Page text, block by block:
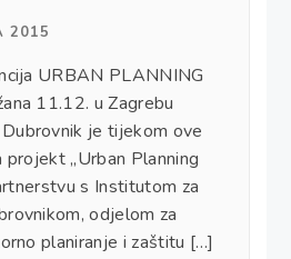
2015
URBAN PLANNING
11.12. u Zagrebu
je tijekom ove
„Urban Planning
s Institutom za
odjelom za
planiranje i zaštitu […]